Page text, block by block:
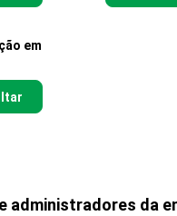
em
administradores da